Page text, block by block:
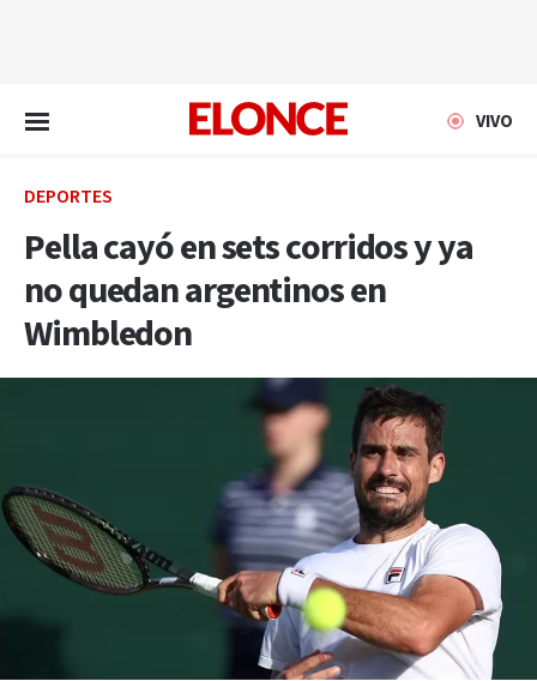
VIVO
DEPORTES
Pella cayó en sets corridos y ya
no quedan argentinos en
Wimbledon